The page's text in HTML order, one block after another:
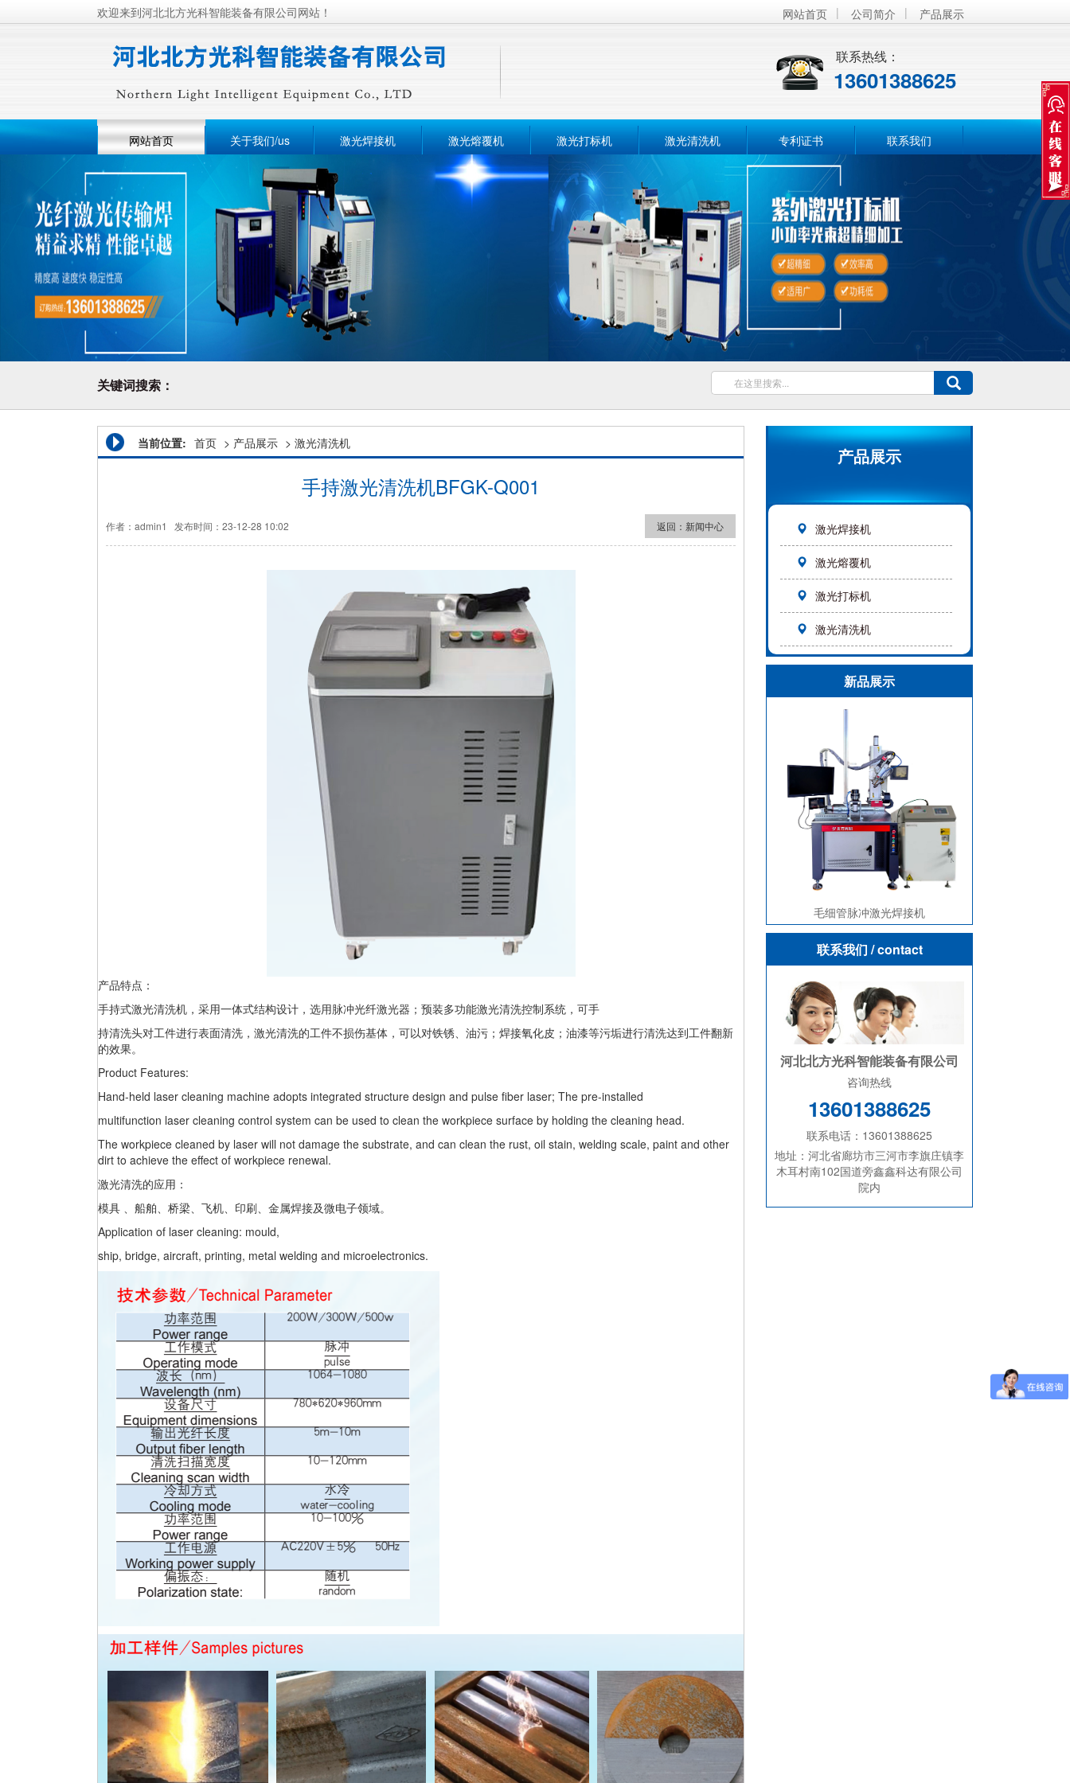
欢迎来到河北北方光科智能装备有限公司网站！ 网站首页 | 公司简介 | 产品展示
联系热线：
13601388625
网站首页 关于我们/us 激光焊接机 激光熔覆机 激光打标机 激光清洗机 专利证书 联系我们
关键词搜索：
产品展示
激光焊接机
激光熔覆机
激光打标机
激光清洗机
新品展示
毛细管脉冲激光焊接机
联系我们 / contact
河北北方光科智能装备有限公司
咨询热线
13601388625
联系电话：13601388625
地址：河北省廊坊市三河市李旗庄镇李
木耳村南102国道旁鑫鑫科达有限公司
院内
当前位置: 首页 > 产品展示 > 激光清洗机
手持激光清洗机BFGK-Q001
作者：admin1 发布时间：23-12-28 10:02 返回： 新闻中心
产品特点：
手持式激光清洗机，采用一体式结构设计，选用脉冲光纤激光器；预装多功能激光清洗控制系统，可手
持清洗头对工件进行表面清洗，激光清洗的工件不损伤基体，可以对铁锈、油污；焊接氧化皮；油漆等污垢进行清洗达到工件翻新
的效果。
Product Features:
Hand-held laser cleaning machine adopts integrated structure design and pulse fiber laser; The pre-installed
multifunction laser cleaning control system can be used to clean the workpiece surface by holding the cleaning head.
The workpiece cleaned by laser will not damage the substrate, and can clean the rust, oil stain, welding scale, paint and other
dirt to achieve the effect of workpiece renewal.
激光清洗的应用：
模具 、船舶、桥梁、飞机、印刷、金属焊接及微电子领域。
Application of laser cleaning: mould,
ship, bridge, aircraft, printing, metal welding and microelectronics.